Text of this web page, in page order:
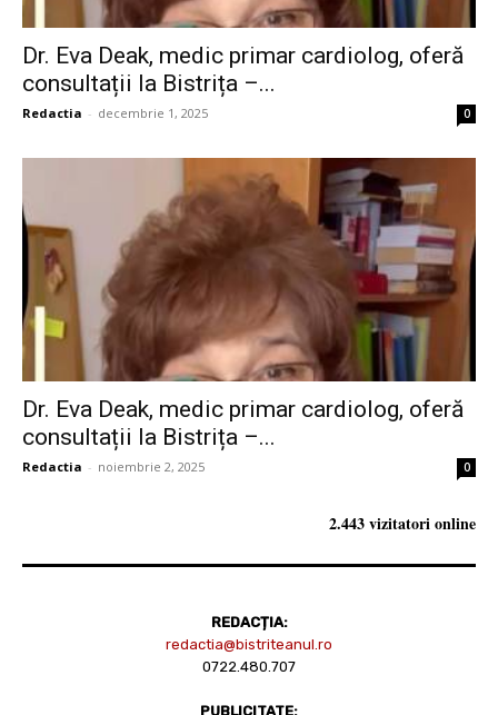
Dr. Eva Deak, medic primar cardiolog, oferă
consultații la Bistrița –...
Redactia - decembrie 1, 2025 0
Dr. Eva Deak, medic primar cardiolog, oferă
consultații la Bistrița –...
Redactia - noiembrie 2, 2025 0
2.443 vizitatori online
REDACȚIA:
redactia@bistriteanul.ro
0722.480.707
PUBLICITATE: